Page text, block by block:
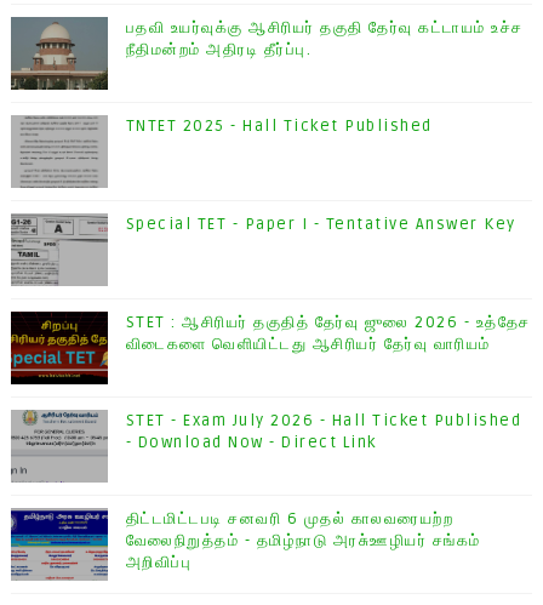
பதவி உயர்வுக்கு ஆசிரியர் தகுதி தேர்வு கட்டாயம் உச்ச
நீதிமன்றம் அதிரடி தீர்ப்பு.
TNTET 2025 - Hall Ticket Published
Special TET - Paper I - Tentative Answer Key
STET : ஆசிரியர் தகுதித் தேர்வு ஜுலை 2026 - உத்தேச
விடைகளை வெளியிட்டது ஆசிரியர் தேர்வு வாரியம்
STET - Exam July 2026 - Hall Ticket Published
- Download Now - Direct Link
திட்டமிட்டபடி சனவரி 6 முதல் காலவரையற்ற
வேலைநிறுத்தம் - தமிழ்நாடு அரசு்ஊழியர் சங்கம்
அறிவிப்பு